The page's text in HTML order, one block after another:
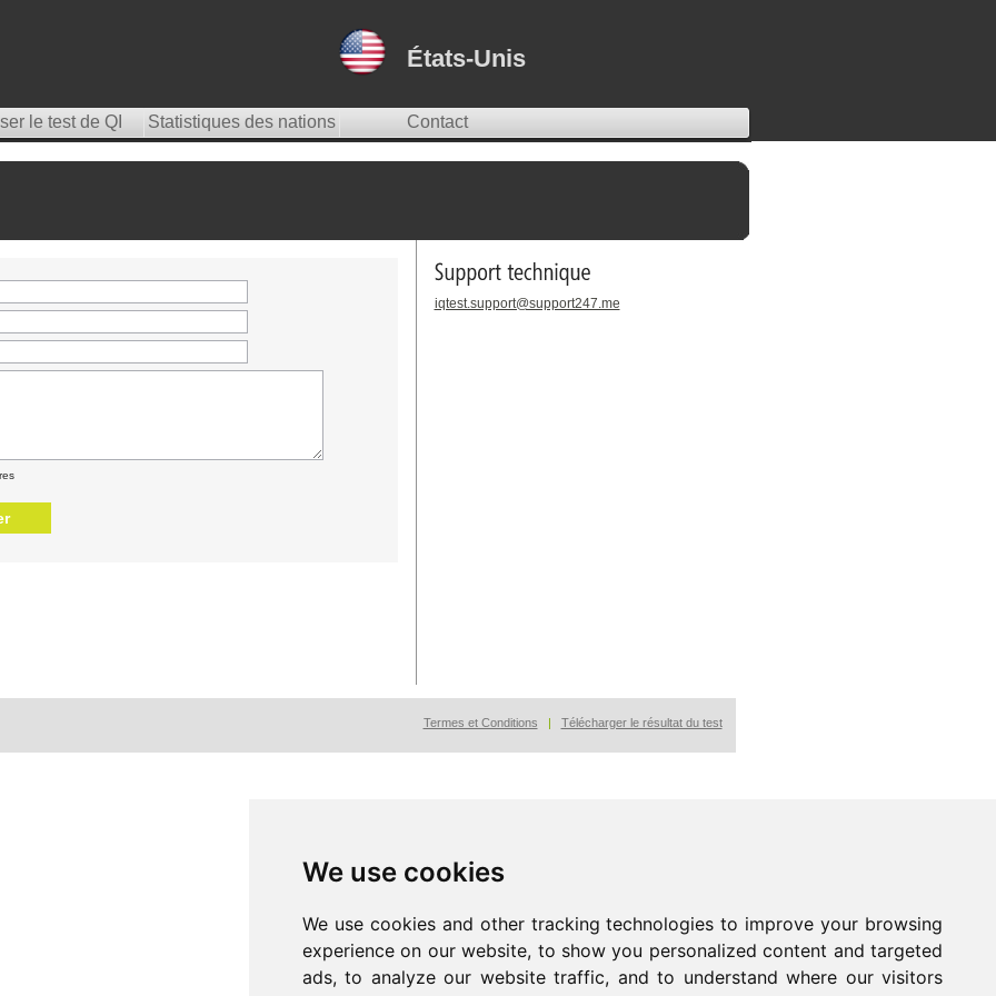
We use cookies
We use cookies and other tracking technologies to improve your browsing
experience on our website, to show you personalized content and targeted
ads, to analyze our website traffic, and to understand where our visitors
États-Unis
le test de QI Statistiques des nations Contact
iqtest.support@support247.me
Termes et Conditions | Télécharger le résultat du test